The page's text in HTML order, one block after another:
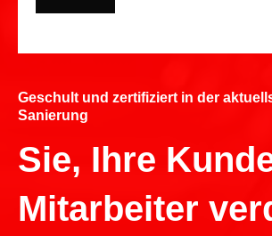
Geschult und zertifiziert in der
Sanierung
Sie, Ihre
Mitarbeiter